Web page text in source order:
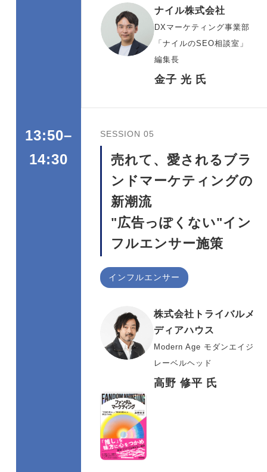
ナイル株式会社
DXマーケティング事業部
「ナイルのSEO相談室」
編集長
金子 光 氏
13:50–
14:30
SESSION 05
売れて、愛されるブラ
ンドマーケティングの
新潮流
"広告っぽくない"イン
フルエンサー施策
インフルエンサー
株式会社トライバルメ
ディアハウス
Modern Age モダンエイジ
レーベルヘッド
高野 修平 氏